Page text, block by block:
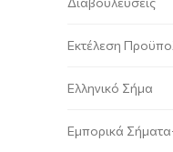
Εκτέλεση
Ελληνικό Σήμα
Εμπορικά